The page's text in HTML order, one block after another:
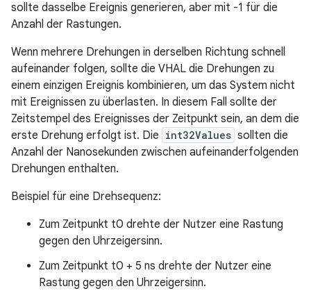
sollte dasselbe Ereignis generieren, aber mit -1 für die
Anzahl der Rastungen.
Wenn mehrere Drehungen in derselben Richtung schnell
aufeinander folgen, sollte die VHAL die Drehungen zu
einem einzigen Ereignis kombinieren, um das System nicht
mit Ereignissen zu überlasten. In diesem Fall sollte der
Zeitstempel des Ereignisses der Zeitpunkt sein, an dem die
erste Drehung erfolgt ist. Die int32Values sollten die
Anzahl der Nanosekunden zwischen aufeinanderfolgenden
Drehungen enthalten.
Beispiel für eine Drehsequenz:
Zum Zeitpunkt t0 drehte der Nutzer eine Rastung
gegen den Uhrzeigersinn.
Zum Zeitpunkt t0 + 5 ns drehte der Nutzer eine
Rastung gegen den Uhrzeigersinn.